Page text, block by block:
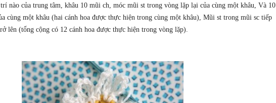
nào của trung tâm, khâu 10 mũi ch, móc mũi st trong vòng lặp lại của cùng một khâu, Và 10
cùng một khâu (hai cánh hoa được thực hiện trong cùng một khâu), Mũi st trong mũi sc tiếp
lên (tổng cộng có 12 cánh hoa được thực hiện trong vòng lặp).